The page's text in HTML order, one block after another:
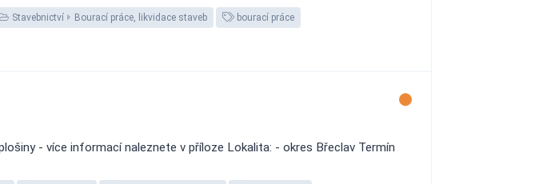
Stavebnictví Bourací práce, likvidace staveb bourací práce
- více informací naleznete v příloze Lokalita: - okres Břeclav Termín